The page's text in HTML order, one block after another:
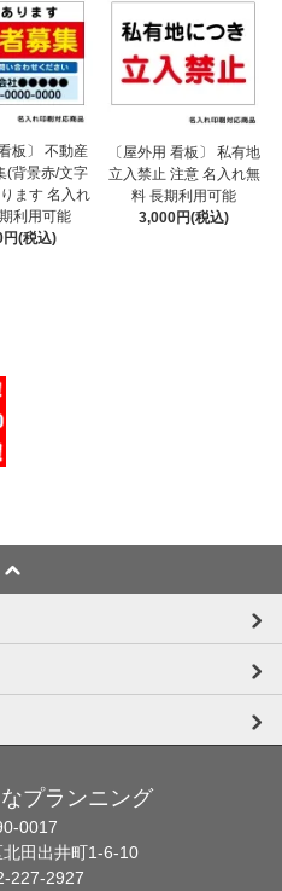
板〕 不動産
(背景赤/文字
ます 名入れ
利用可能
円(税込)
〔屋外用 看板〕 私有地
立入禁止 注意 名入れ無
料 長期利用可能
3,000円(税込)
プランニング
0017
田出井町1-6-10
227-2927